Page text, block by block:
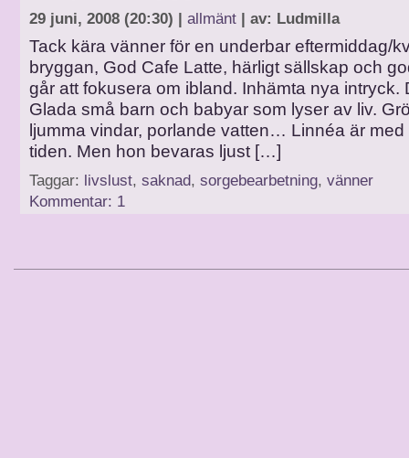
29 juni, 2008 (20:30) | allmänt | av: Ludmilla
Tack kära vänner för en underbar eftermiddag/
bryggan, God Cafe Latte, härligt sällskap och
går att fokusera om ibland. Inhämta nya intryck.
Glada små barn och babyar som lyser av liv.
ljumma vindar, porlande vatten… Linnéa är med
tiden. Men hon bevaras ljust […]
Taggar: livslust, saknad, sorgebearbetning, vänner
Kommentar: 1